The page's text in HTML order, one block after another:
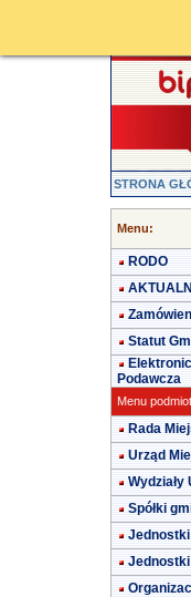
STRONA
Menu:
RODO
Statut
Podawcza
Menu
Rada
Urząd
Wydziały
Spółki